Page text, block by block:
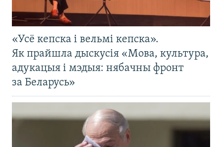
«Усё кепска і вельмі кепска».
Як прайшла дыскусія «Мова, культура,
адукацыя і мэдыя: нябачны фронт
за Беларусь»